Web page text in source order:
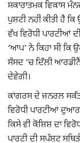
ਸਕਾਰਾਤਮਕ ਵਿਕਾਸ
ਪੁਸ਼ਟੀ ਨਹੀਂ ਕੀਤੀ ਹੈ
ਵੱਖ ਵਿਰੋਧੀ ਪਾਰਟੀਆਂ
‘ਆਪ’ ਨੇ ਕਿਹਾ ਸੀ ਕਿ
ਸੰਸਦ ‘ਚ ਦਿੱਲੀ
ਦੇਵੇਗੀ।
ਕਾਂਗਰਸ ਦੇ ਜਨਰਲ
ਵਿਰੋਧੀ ਪਾਰਟੀਆਂ
ਕਿਸੇ ਵੀ ਕੋਸ਼ਿਸ਼ ਦਾ
ਪਾਰਟੀ ਦੀ ਸਪੱਸ਼ਟ